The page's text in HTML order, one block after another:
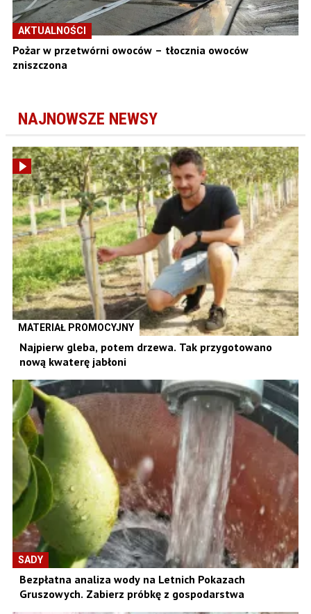
AKTUALNOŚCI
Pożar w przetwórni owoców – tłocznia owoców
zniszczona
NAJNOWSZE NEWSY
MATERIAŁ PROMOCYJNY
Najpierw gleba, potem drzewa. Tak przygotowano
nową kwaterę jabłoni
SADY
Bezpłatna analiza wody na Letnich Pokazach
Gruszowych. Zabierz próbkę z gospodarstwa